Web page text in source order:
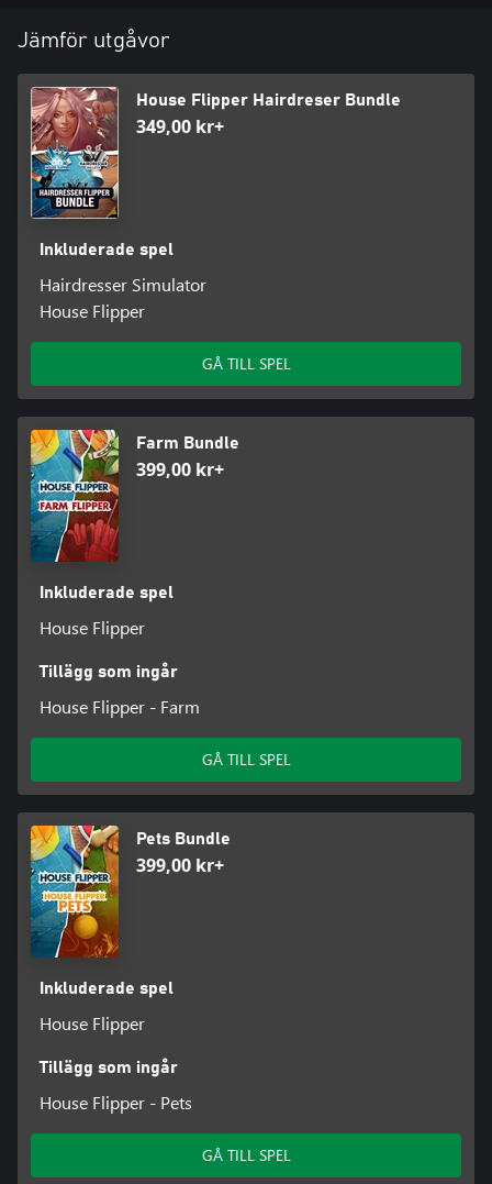
Jämför utgåvor
House Flipper Hairdreser Bundle
349,00 kr+
Inkluderade spel
Hairdresser Simulator
House Flipper
GÅ TILL SPEL
Farm Bundle
399,00 kr+
Inkluderade spel
House Flipper
Tillägg som ingår
House Flipper - Farm
GÅ TILL SPEL
Pets Bundle
399,00 kr+
Inkluderade spel
House Flipper
Tillägg som ingår
House Flipper - Pets
GÅ TILL SPEL